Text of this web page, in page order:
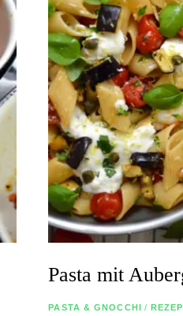
Pasta mit
PASTA & GNOCCHI /